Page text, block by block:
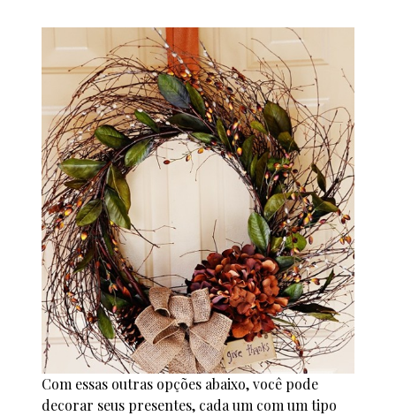
Com essas outras opções abaixo, você pode
decorar seus presentes, cada um com um tipo